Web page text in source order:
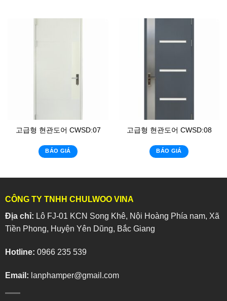
고급형 현관도어 CWSD:07
BÁO GIÁ
고급형 현관도어 CWSD:08
BÁO GIÁ
CÔNG TY TNHH CHULWOO VINA
Địa chỉ: Lô FJ-01 KCN Song Khê, Nội Hoàng Phía nam, Xã
Tiền Phong, Huyện Yên Dũng, Bắc Giang
Hotline: 0966 235 539
Email: lanphamper@gmail.com